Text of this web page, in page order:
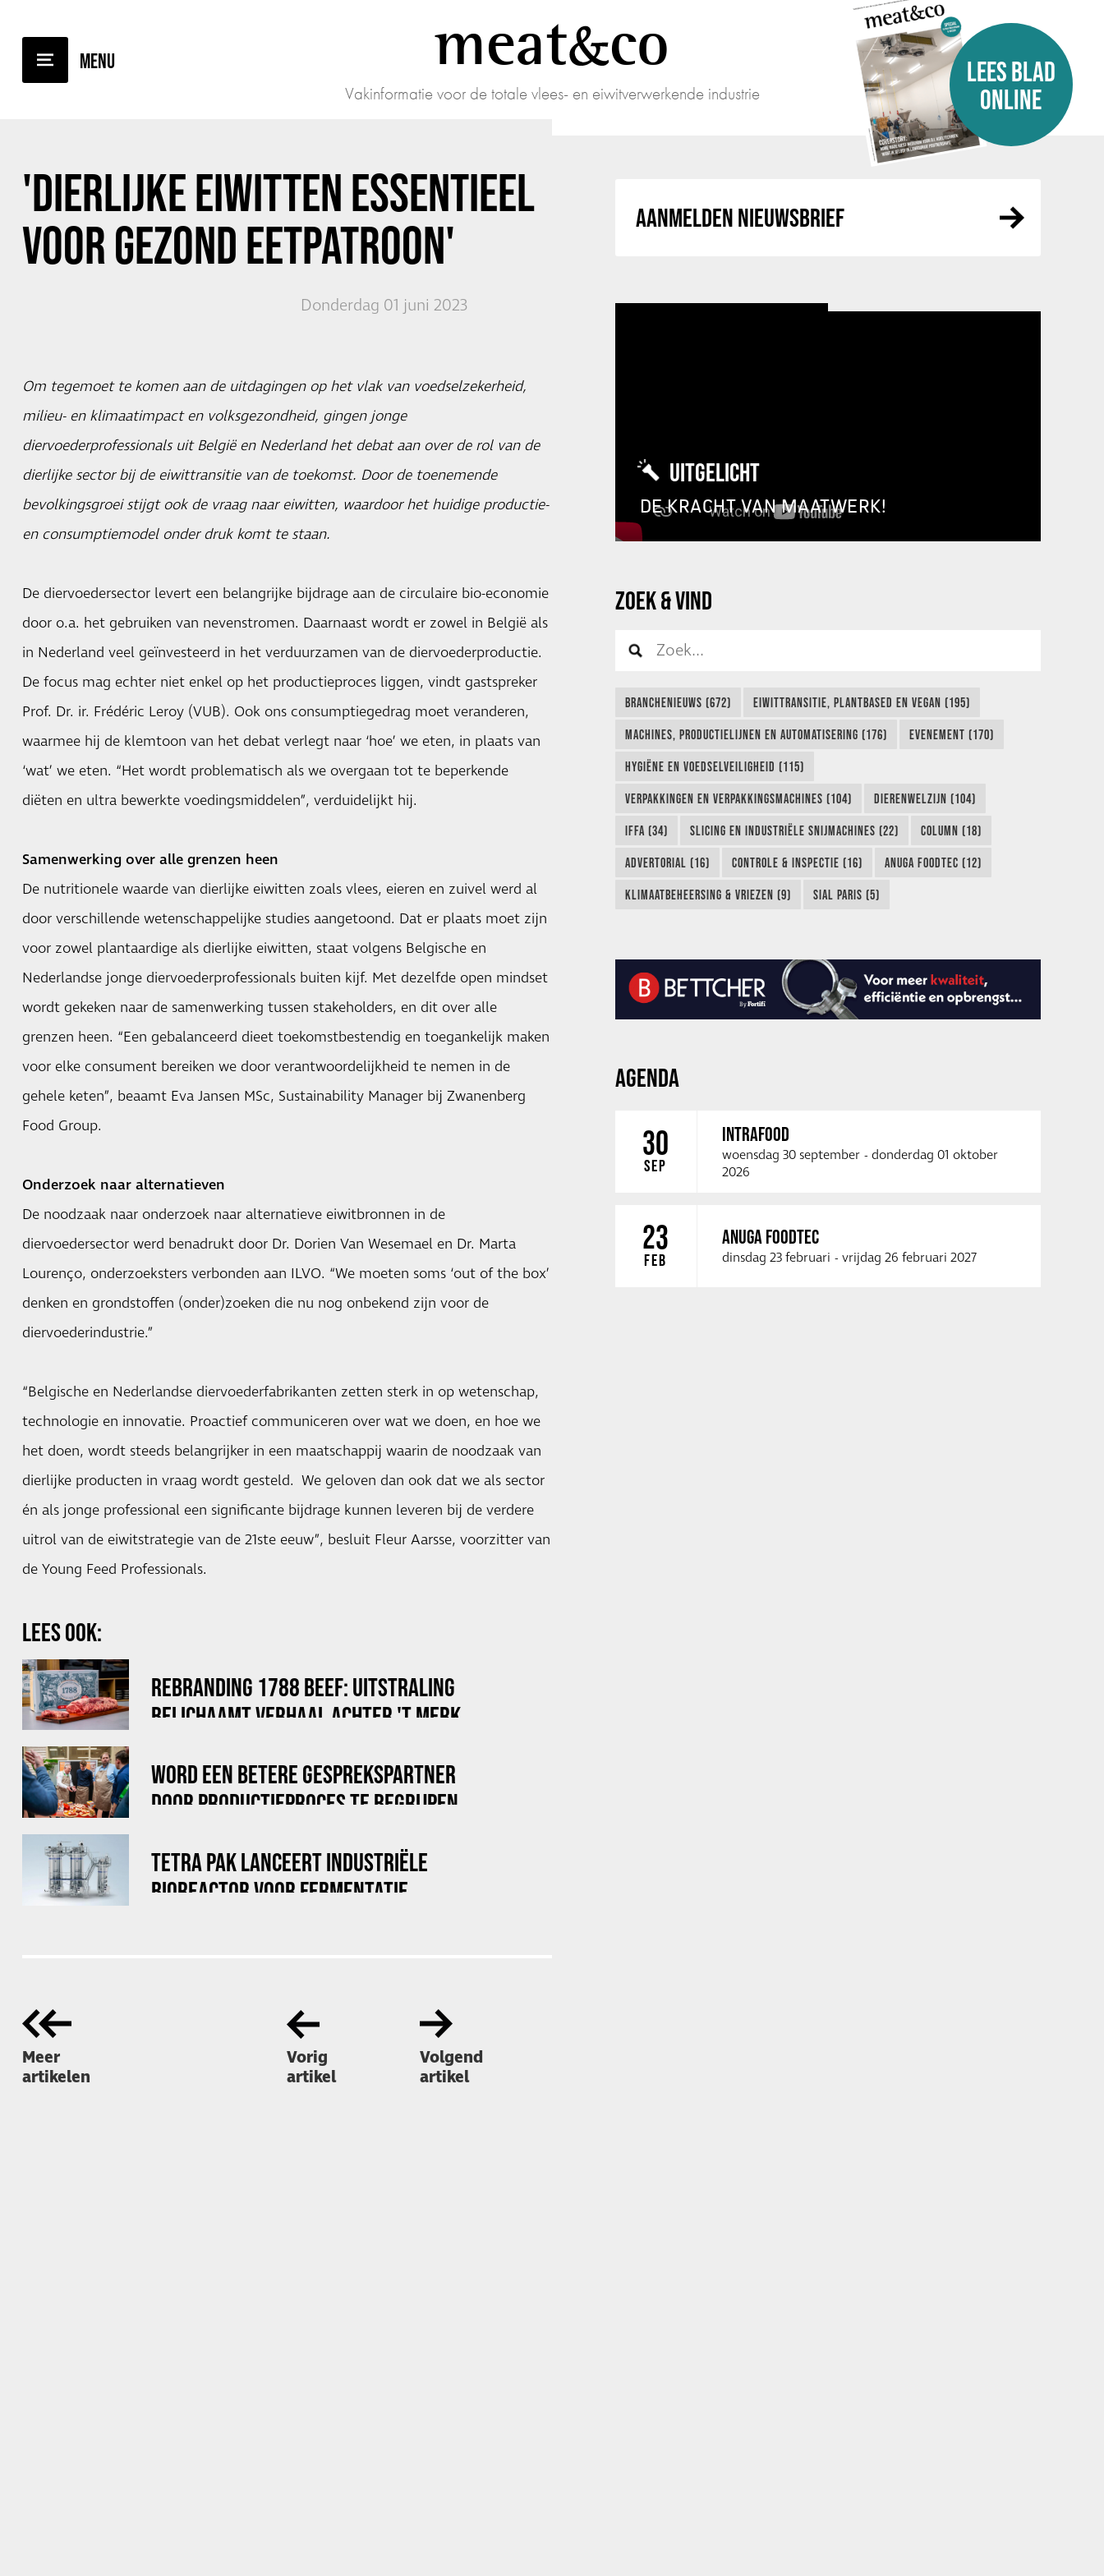
meatco
Vakinformatie voor de totale vlees- en eiwitverwerkende industrie
LEES BLAD
ONLINE
'DIERLIJKE EIWITTEN ESSENTIEEL
VOOR GEZOND EETPATROON'
Donderdag 01 juni 2023
Om tegemoet te komen aan de uitdagingen op het vlak van voedselzekerheid,
milieu- en klimaatimpact en volksgezondheid, gingen jonge
diervoederprofessionals uit België en Nederland het debat aan over de rol van de
dierlijke sector bij de eiwittransitie van de toekomst. Door de toenemende
bevolkingsgroei stijgt ook de vraag naar eiwitten, waardoor het huidige productie-
en consumptiemodel onder druk komt te staan.
De diervoedersector levert een belangrijke bijdrage aan de circulaire bio-economie
door o.a. het gebruiken van nevenstromen. Daarnaast wordt er zowel in België als
in Nederland veel geïnvesteerd in het verduurzamen van de diervoederproductie.
De focus mag echter niet enkel op het productieproces liggen, vindt gastspreker
Prof. Dr. ir. Frédéric Leroy (VUB). Ook ons consumptiegedrag moet veranderen,
waarmee hij de klemtoon van het debat verlegt naar ‘hoe’ we eten, in plaats van
‘wat’ we eten. “Het wordt problematisch als we overgaan tot te beperkende
diëten en ultra bewerkte voedingsmiddelen”, verduidelijkt hij.
Samenwerking over alle grenzen heen
De nutritionele waarde van dierlijke eiwitten zoals vlees, eieren en zuivel werd al
door verschillende wetenschappelijke studies aangetoond. Dat er plaats moet zijn
voor zowel plantaardige als dierlijke eiwitten, staat volgens Belgische en
Nederlandse jonge diervoederprofessionals buiten kijf. Met dezelfde open mindset
wordt gekeken naar de samenwerking tussen stakeholders, en dit over alle
grenzen heen. “Een gebalanceerd dieet toekomstbestendig en toegankelijk maken
voor elke consument bereiken we door verantwoordelijkheid te nemen in de
gehele keten”, beaamt Eva Jansen MSc, Sustainability Manager bij Zwanenberg
Food Group.
Onderzoek naar alternatieven
De noodzaak naar onderzoek naar alternatieve eiwitbronnen in de
diervoedersector werd benadrukt door Dr. Dorien Van Wesemael en Dr. Marta
Lourenço, onderzoeksters verbonden aan ILVO. “We moeten soms ‘out of the box’
denken en grondstoffen (onder)zoeken die nu nog onbekend zijn voor de
diervoederindustrie.”
“Belgische en Nederlandse diervoederfabrikanten zetten sterk in op wetenschap,
technologie en innovatie. Proactief communiceren over wat we doen, en hoe we
het doen, wordt steeds belangrijker in een maatschappij waarin de noodzaak van
dierlijke producten in vraag wordt gesteld. We geloven dan ook dat we als sector
én als jonge professional een significante bijdrage kunnen leveren bij de verdere
uitrol van de eiwitstrategie van de 21ste eeuw”, besluit Fleur Aarsse, voorzitter van
de Young Feed Professionals.
LEES OOK:
REBRANDING 1788 BEEF: UITSTRALING
BELICHAAMT VERHAAL ACHTER 'T MERK
WORD EEN BETERE GESPREKSPARTNER
DOOR PRODUCTIEPROCES TE BEGRIJPEN
TETRA PAK LANCEERT INDUSTRIËLE
BIOREACTOR VOOR FERMENTATIE
Meer
artikelen
Vorig
artikel
Volgend
artikel
AANMELDEN NIEUWSBRIEF
UITGELICHT
DE KRACHT VAN MAATWERK!
ZOEK & VIND
BRANCHENIEUWS (672) EIWITTRANSITIE, PLANTBASED EN VEGAN (195)
MACHINES, PRODUCTIELIJNEN EN AUTOMATISERING (176) EVENEMENT (170)
HYGIËNE EN VOEDSELVEILIGHEID (115)
VERPAKKINGEN EN VERPAKKINGSMACHINES (104) DIERENWELZIJN (104)
IFFA (34) SLICING EN INDUSTRIËLE SNIJMACHINES (22) COLUMN (18)
ADVERTORIAL (16) CONTROLE & INSPECTIE (16) ANUGA FOODTEC (12)
KLIMAATBEHEERSING & VRIEZEN (9) SIAL PARIS (5)
AGENDA
30
SEP
INTRAFOOD
woensdag 30 september - donderdag 01 oktober
2026
23
FEB
ANUGA FOODTEC
dinsdag 23 februari - vrijdag 26 februari 2027